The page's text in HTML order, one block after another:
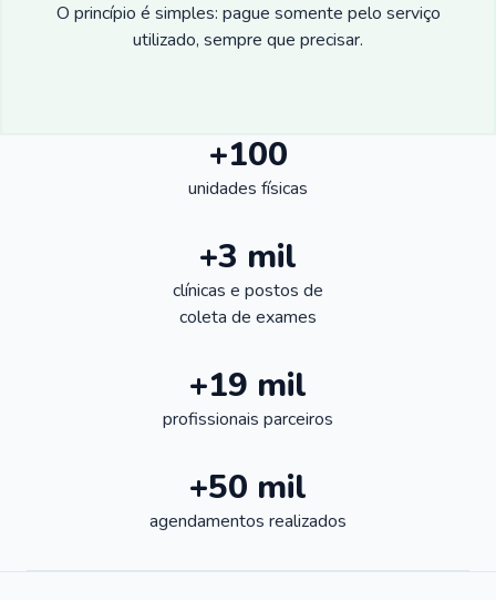
O princípio é simples: pague somente pelo serviço
utilizado, sempre que precisar.
+100
unidades físicas
+3 mil
clínicas e postos de
coleta de exames
+19 mil
profissionais parceiros
+50 mil
agendamentos realizados